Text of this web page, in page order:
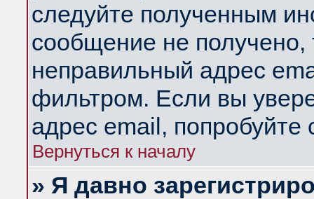
следуйте полученным
сообщение не получено,
неправильный адрес
фильтром. Если вы
адрес email, попробуйте
Вернуться к началу
» Я давно